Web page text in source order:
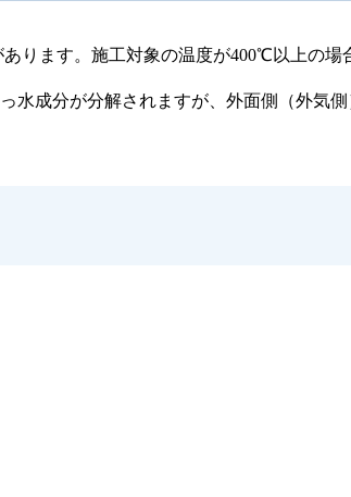
ります。施工対象の温度が400℃以上の場
成分が分解されますが、外面側（外気側